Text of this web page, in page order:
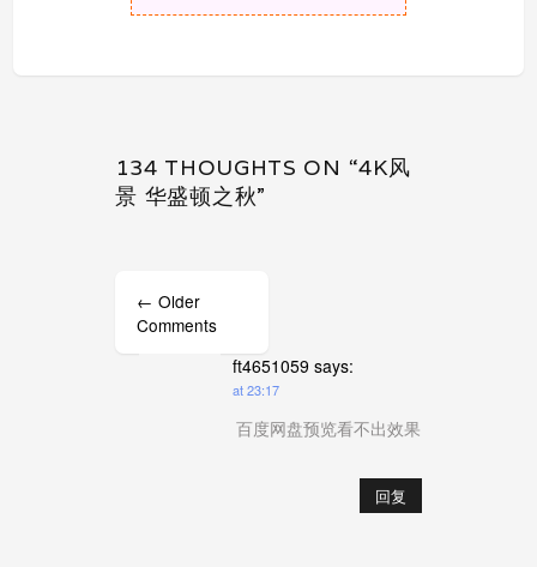
134 THOUGHTS ON “4K风
景 华盛顿之秋”
navigation
← Older
Comments
ft4651059 says:
at 23:17
百度网盘预览看不出效果
回复